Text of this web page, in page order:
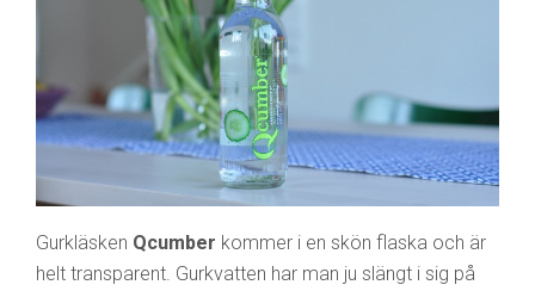
Gurkläsken Qcumber kommer i en skön flaska och är
helt transparent. Gurkvatten har man ju slängt i sig på